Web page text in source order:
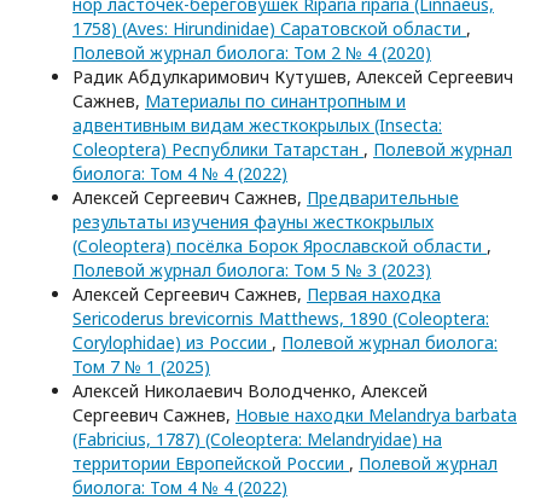
1758) (Aves: Hirundinidae) Саратовской области ,
Полевой журнал биолога: Том 2 № 4 (2020)
Радик Абдулкаримович Кутушев, Алексей Сергеевич
Сажнев, Материалы по синантропным и
адвентивным видам жесткокрылых (Insecta:
Coleoptera) Республики Татарстан , Полевой журнал
биолога: Том 4 № 4 (2022)
Алексей Сергеевич Сажнев, Предварительные
результаты изучения фауны жесткокрылых
(Coleoptera) посёлка Борок Ярославской области ,
Полевой журнал биолога: Том 5 № 3 (2023)
Алексей Сергеевич Сажнев, Первая находка
Sericoderus brevicornis Matthews, 1890 (Coleoptera:
Corylophidae) из России , Полевой журнал биолога:
Том 7 № 1 (2025)
Алексей Николаевич Володченко, Алексей
Сергеевич Сажнев, Новые находки Melandrya barbata
(Fabricius, 1787) (Coleoptera: Melandryidae) на
территории Европейской России , Полевой журнал
биолога: Том 4 № 4 (2022)